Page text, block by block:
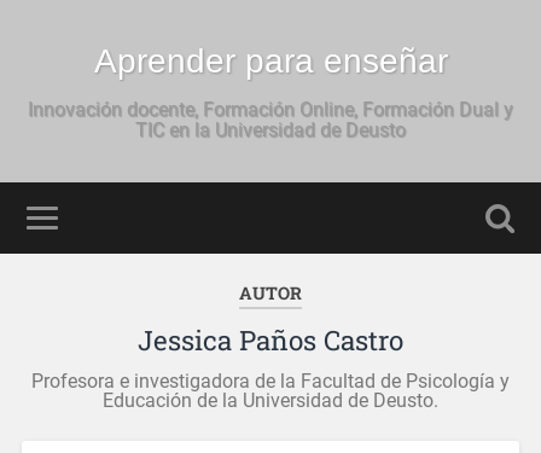
Aprender para enseñar
Innovación docente, Formación Online, Formación Dual y
TIC en la Universidad de Deusto
AUTOR
Jessica Paños Castro
Profesora e investigadora de la Facultad de Psicología y
Educación de la Universidad de Deusto.